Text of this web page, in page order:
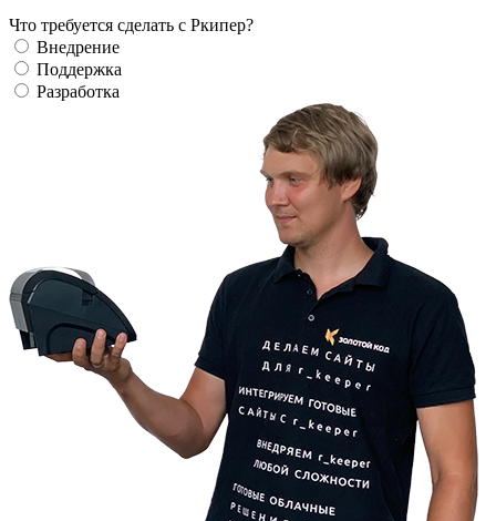
Что требуется сделать с Ркипер?
Внедрение
Поддержка
Разработка